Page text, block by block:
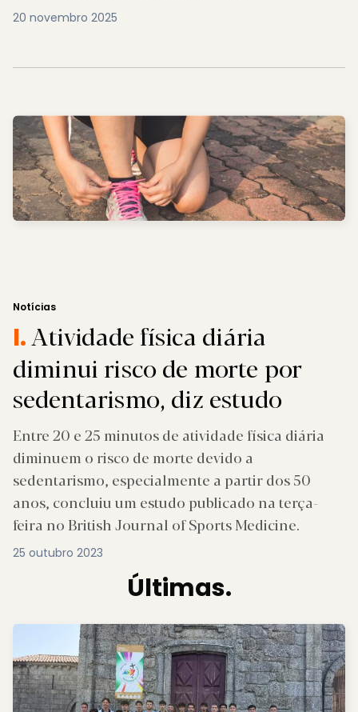
20 novembro 2025
Notícias
I.Atividade física diária
diminui risco de morte por
sedentarismo, diz estudo
Entre 20 e 25 minutos de atividade física diária
diminuem o risco de morte devido a
sedentarismo, especialmente a partir dos 50
anos, concluiu um estudo publicado na terça-
feira no British Journal of Sports Medicine.
25 outubro 2023
Últimas.